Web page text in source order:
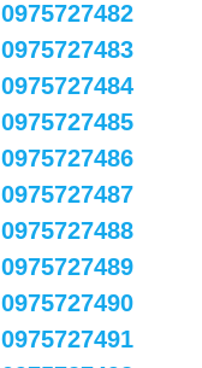
0975727482
0975727483
0975727484
0975727485
0975727486
0975727487
0975727488
0975727489
0975727490
0975727491